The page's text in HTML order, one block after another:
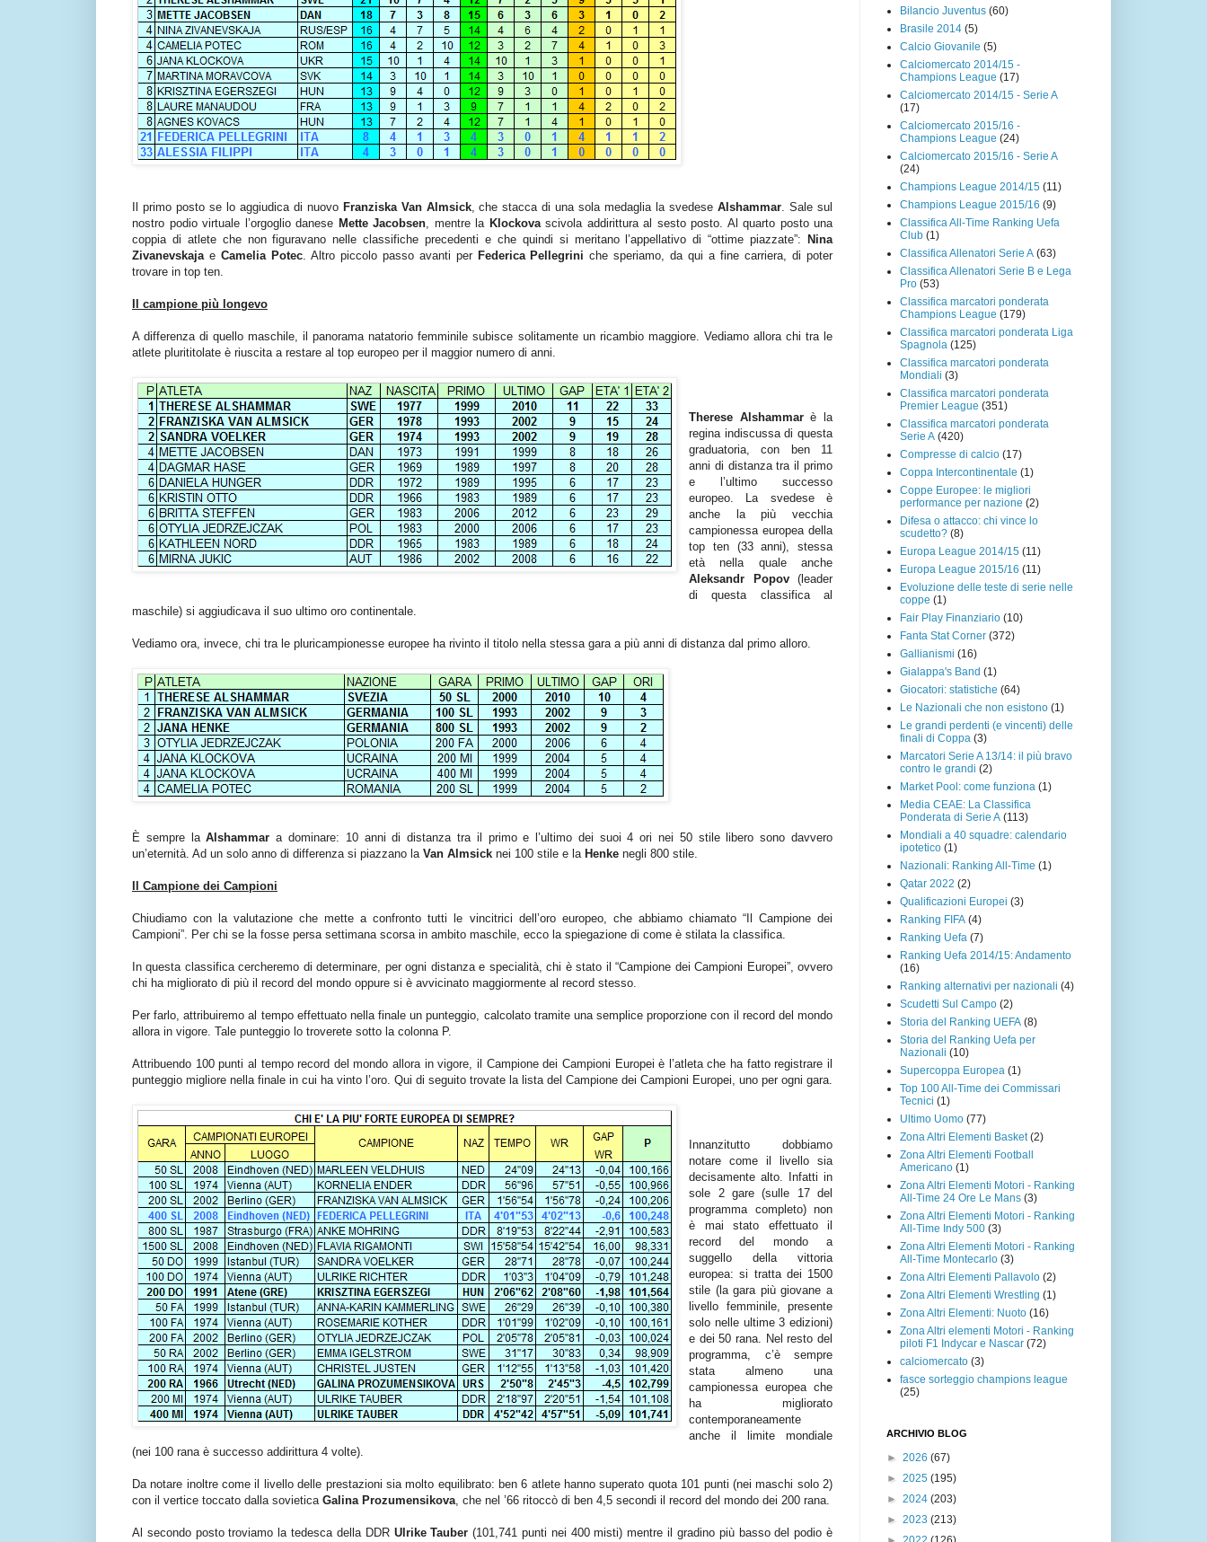
Il primo posto se lo aggiudica di nuovo Franziska Van Almsick, che stacca di una sola medaglia la svedeseAlshammar. Sale sul
nostro podio virtuale l’orgoglio danese Mette Jacobsen, mentre la Klockova scivola addirittura al sesto posto. Al quarto posto una
coppia di atlete che non figuravano nelle classifiche precedenti e che quindi si meritano l’appellativo di “ottime piazzate”:
Nina
Zivanevskajae Camelia Potec. Altro piccolo passo avanti per Federica Pellegrini che speriamo, da qui a fine carriera, di poter
trovare in top ten.
Il campione più longevo
A differenza di quello maschile, il panorama natatorio femminile subisce solitamente un ricambio maggiore. Vediamo allora chi tra le
atlete plurititolate è riuscita a restare al top europeo per il maggior numero di anni.
Therese Alshammarè la
regina indiscussa di questa
graduatoria, con ben 11
anni di distanza tra il primo
e l’ultimo successo
europeo. La svedese è
anche la più vecchia
campionessa europea della
top ten (33 anni), stessa
età nella quale anche
Aleksandr Popov(leader
di questa classifica al
maschile) si aggiudicava il suo ultimo oro continentale.
Vediamo ora, invece, chi tra le pluricampionesse europee ha rivinto il titolo nella stessa gara a più anni di distanza dal primo alloro.
È sempre laAlshammar a dominare: 10 anni di distanza tra il primo e l’ultimo dei suoi 4 ori nei 50 stile libero sono davvero
un’eternità. Ad un solo anno di differenza si piazzano la Van Almsick nei 100 stile e la Henke negli 800 stile.
Il Campione dei Campioni
Chiudiamo con la valutazione che mette a confronto tutti le vincitrici dell’oro europeo, che abbiamo chiamato “Il Campione dei
Campioni”. Per chi se la fosse persa settimana scorsa in ambito maschile, ecco la spiegazione di come è stilata la classifica.
In questa classifica cercheremo di determinare, per ogni distanza e specialità, chi è stato il “Campione dei Campioni Europei”, ovvero
chi ha migliorato di più il record del mondo oppure si è avvicinato maggiormente al record stesso.
Per farlo, attribuiremo al tempo effettuato nella finale un punteggio, calcolato tramite una semplice proporzione con il record del mondo
allora in vigore. Tale punteggio lo troverete sotto la colonna P.
Attribuendo 100 punti al tempo record del mondo allora in vigore, il Campione dei Campioni Europei è l’atleta che ha fatto registrare il
punteggio migliore nella finale in cui ha vinto l’oro. Qui di seguito trovate la lista del Campione dei Campioni Europei, uno per ogni gara.
Innanzitutto dobbiamo
notare come il livello sia
decisamente alto. Infatti in
sole 2 gare (sulle 17 del
programma completo) non
è mai stato effettuato il
record del mondo a
suggello della vittoria
europea: si tratta dei 1500
stile (la gara più giovane a
livello femminile, presente
solo nelle ultime 3 edizioni)
e dei 50 rana. Nel resto del
programma, c’è sempre
stata almeno una
campionessa europea che
ha migliorato
contemporaneamente
anche il limite mondiale
(nei 100 rana è successo addirittura 4 volte).
Da notare inoltre come il livello delle prestazioni sia molto equilibrato: ben 6 atlete hanno superato quota 101 punti (nei maschi solo 2)
con il vertice toccato dalla sovietica Galina Prozumensikova, che nel ’66 ritoccò di ben 4,5 secondi il record del mondo dei 200 rana.
Al secondo posto troviamo la tedesca della DDR Ulrike Tauber (101,741 punti nei 400 misti) mentre il gradino più basso del podio è
Bilancio Juventus (60)
Brasile 2014 (5)
Calcio Giovanile (5)
Calciomercato 2014/15 -
Champions League (17)
Calciomercato 2014/15 - Serie A
(17)
Calciomercato 2015/16 -
Champions League (24)
Calciomercato 2015/16 - Serie A
(24)
Champions League 2014/15 (11)
Champions League 2015/16 (9)
Classifica All-Time Ranking Uefa
Club (1)
Classifica Allenatori Serie A (63)
Classifica Allenatori Serie B e Lega
Pro (53)
Classifica marcatori ponderata
Champions League (179)
Classifica marcatori ponderata Liga
Spagnola (125)
Classifica marcatori ponderata
Mondiali (3)
Classifica marcatori ponderata
Premier League (351)
Classifica marcatori ponderata
Serie A (420)
Compresse di calcio (17)
Coppa Intercontinentale (1)
Coppe Europee: le migliori
performance per nazione (2)
Difesa o attacco: chi vince lo
scudetto? (8)
Europa League 2014/15 (11)
Europa League 2015/16 (11)
Evoluzione delle teste di serie nelle
coppe (1)
Fair Play Finanziario (10)
Fanta Stat Corner (372)
Gallianismi (16)
Gialappa's Band (1)
Giocatori: statistiche (64)
Le Nazionali che non esistono (1)
Le grandi perdenti (e vincenti) delle
finali di Coppa (3)
Marcatori Serie A 13/14: il più bravo
contro le grandi (2)
Market Pool: come funziona (1)
Media CEAE: La Classifica
Ponderata di Serie A (113)
Mondiali a 40 squadre: calendario
ipotetico (1)
Nazionali: Ranking All-Time (1)
Qatar 2022 (2)
Qualificazioni Europei (3)
Ranking FIFA (4)
Ranking Uefa (7)
Ranking Uefa 2014/15: Andamento
(16)
Ranking alternativi per nazionali (4)
Scudetti Sul Campo (2)
Storia del Ranking UEFA (8)
Storia del Ranking Uefa per
Nazionali (10)
Supercoppa Europea (1)
Top 100 All-Time dei Commissari
Tecnici (1)
Ultimo Uomo (77)
Zona Altri Elementi Basket (2)
Zona Altri Elementi Football
Americano (1)
Zona Altri Elementi Motori - Ranking
All-Time 24 Ore Le Mans (3)
Zona Altri Elementi Motori - Ranking
All-Time Indy 500 (3)
Zona Altri Elementi Motori - Ranking
All-Time Montecarlo (3)
Zona Altri Elementi Pallavolo (2)
Zona Altri Elementi Wrestling (1)
Zona Altri Elementi: Nuoto (16)
Zona Altri elementi Motori - Ranking
piloti F1 Indycar e Nascar (72)
calciomercato (3)
fasce sorteggio champions league
(25)
ARCHIVIO BLOG
► 2026 (67)
► 2025 (195)
► 2024 (203)
► 2023 (213)